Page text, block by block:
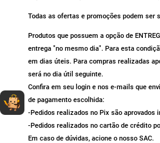
Dúvidas sobre produtos?
Fale comigo
Todas as ofertas e promoções podem ser
Produtos que possuem a opção de
entrega "no mesmo dia". Para esta
em dias úteis. Para compras realizadas
será no dia útil seguinte.
Confira em seu login e nos e-mails que
de pagamento escolhida:
-Pedidos realizados no Pix são
-Pedidos realizados no cartão de crédito
Em caso de dúvidas, acione o nosso SAC.